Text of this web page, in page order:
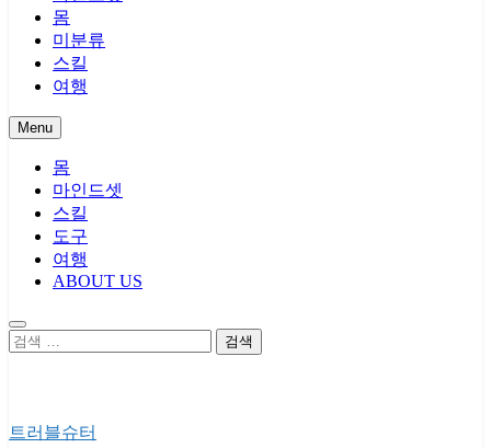
몸
미분류
스킬
여행
Menu
몸
마인드셋
스킬
도구
여행
ABOUT US
검
트러블슈터